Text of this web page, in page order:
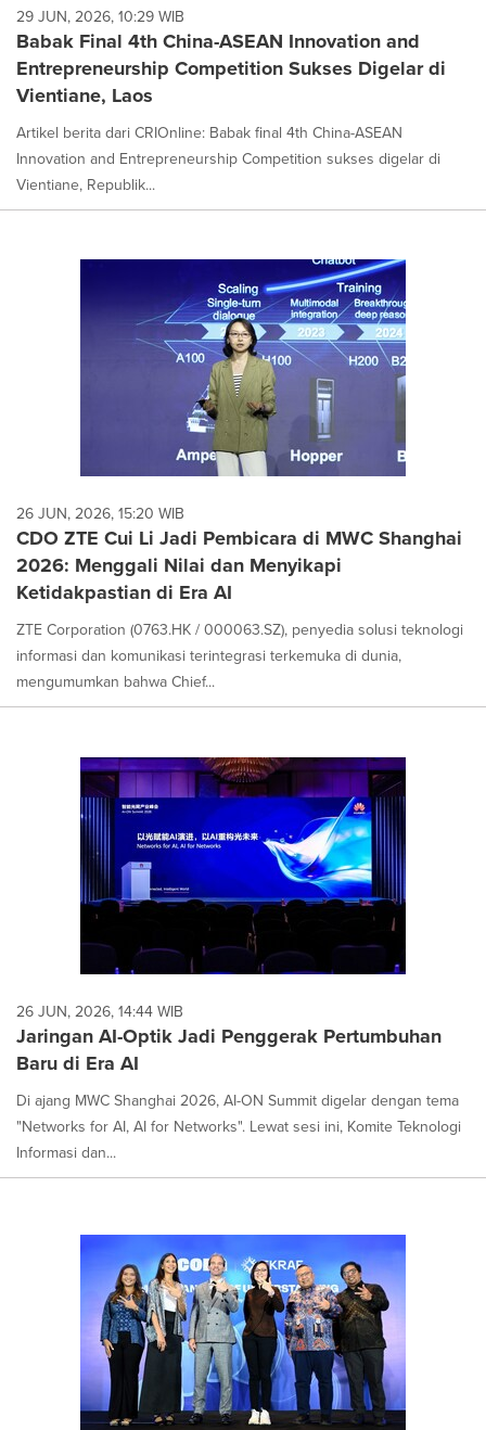
29 JUN, 2026, 10:29 WIB
Babak Final 4th China-ASEAN Innovation and
Entrepreneurship Competition Sukses Digelar di
Vientiane, Laos
Artikel berita dari CRIOnline: Babak final 4th China-ASEAN
Innovation and Entrepreneurship Competition sukses digelar di
Vientiane, Republik...
26 JUN, 2026, 15:20 WIB
CDO ZTE Cui Li Jadi Pembicara di MWC Shanghai
2026: Menggali Nilai dan Menyikapi
Ketidakpastian di Era AI
ZTE Corporation (0763.HK / 000063.SZ), penyedia solusi teknologi
informasi dan komunikasi terintegrasi terkemuka di dunia,
mengumumkan bahwa Chief...
26 JUN, 2026, 14:44 WIB
Jaringan AI-Optik Jadi Penggerak Pertumbuhan
Baru di Era AI
Di ajang MWC Shanghai 2026, AI-ON Summit digelar dengan tema
"Networks for AI, AI for Networks". Lewat sesi ini, Komite Teknologi
Informasi dan...